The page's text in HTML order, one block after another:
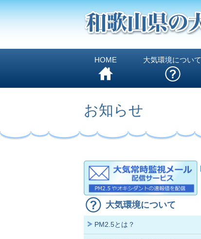
HOME 大気環境について
お知らせ
大気環境について
PM2.5とは？